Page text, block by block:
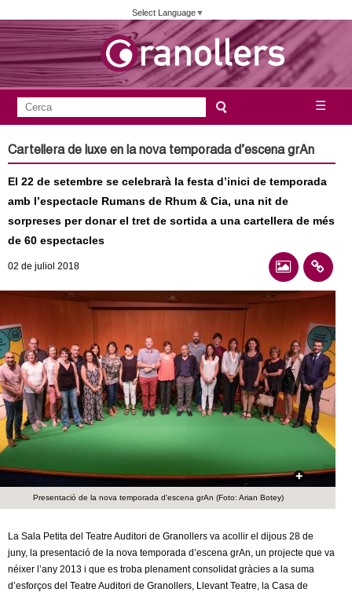
Vés
al
contingut
Select Language▼
u
n
a
e
n
t
d
e
G
a
☰
F
r
m
u
l
r
i
e
c
e
r
c
a
e
c
a
Cartellera de luxe en la nova temporada d’escena grAn
El 22 de setembre se celebrarà la festa d’inici de temporada
amb l’espectacle Rumans de Rhum & Cia, una nit de
sorpreses per donar el tret de sortida a una cartellera de més
de 60 espectacles
02 de juliol 2018
Presentació de la nova temporada d'escena grAn (Foto: Arian Botey)
La Sala Petita del Teatre Auditori de Granollers va acollir el dijous 28 de
juny, la presentació de la nova temporada d’escena grAn, un projecte que va
néixer l’any 2013 i que es troba plenament consolidat gràcies a la suma
d’esforços del Teatre Auditori de Granollers, Llevant Teatre, la Casa de